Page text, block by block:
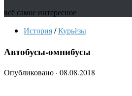
всё самое интересное
История/Курьёзы
Автобусы-омнибусы
Опубликовано · 08.08.2018